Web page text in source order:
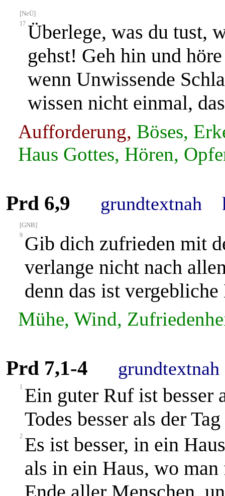
[NeÜ]
17 Überlege, was du tust,
gehst! Geh hin und
wenn Unwissende
wissen nicht einmal,
Aufforderung, Böses,
Haus Gottes, Hören,
Prd 6,9 grundtextnah
[GNB]
9 Gib dich zufrieden mit
verlange nicht nach
denn das ist
Mühe, Wind,
Prd 7,1-4 grundtextnah
1 Ein guter Ruf ist besser
Todes besser als der
2 Es ist besser, in ein
als in ein Haus, wo